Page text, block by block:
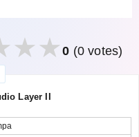
0 (0 votes)
Layer II